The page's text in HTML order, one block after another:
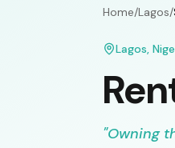
Home/Lagos/
Lagos,
"Owning